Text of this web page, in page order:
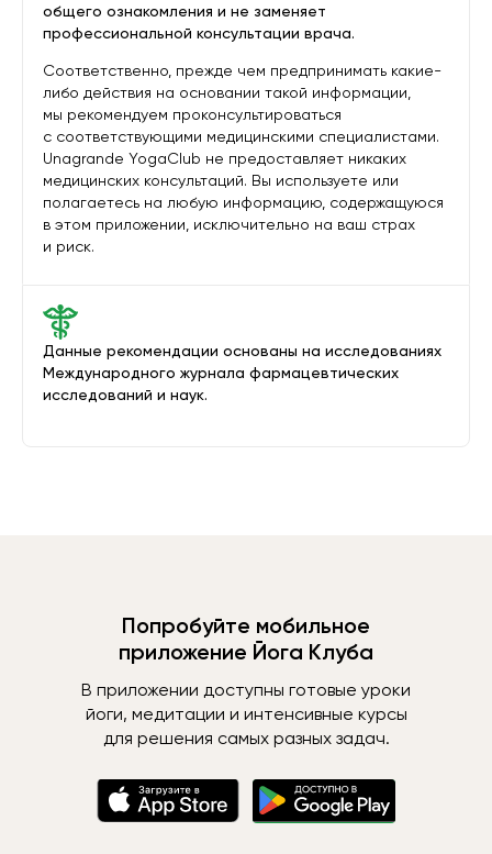
Данные рекомендации основаны на исследованиях
Международного журнала фармацевтических
исследований и наук.
общего ознакомления и не заменяет
профессиональной консультации врача.
Соответственно, прежде чем предпринимать какие-
либо действия на основании такой информации,
мы рекомендуем проконсультироваться
с соответствующими медицинскими специалистами.
Unagrande YogaClub не предоставляет никаких
медицинских консультаций. Вы используете или
полагаетесь на любую информацию, содержащуюся
в этом приложении, исключительно на ваш страх
и риск.
Попробуйте мобильное
приложение Йога Клуба
В приложении доступны готовые уроки
йоги, медитации и интенсивные курсы
для решения самых разных задач.